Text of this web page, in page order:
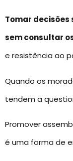
Tomar
sem consultar
e resistência ao
Quando os
tendem a
Promover
é uma forma de